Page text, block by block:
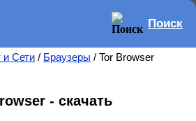
Поиск
и Сети / Браузеры / Tor Browser
- скачать